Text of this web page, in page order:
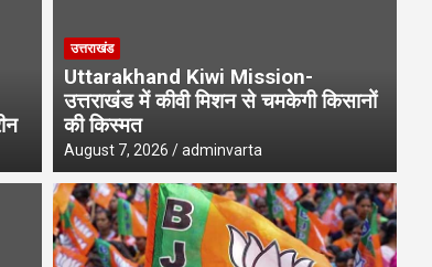
उत्तराखंड
Uttarakhand Kiwi Mission-
उत्तराखंड में कीवी मिशन से चमकेगी किसानों
की किस्मत
August 7, 2026 adminvarta